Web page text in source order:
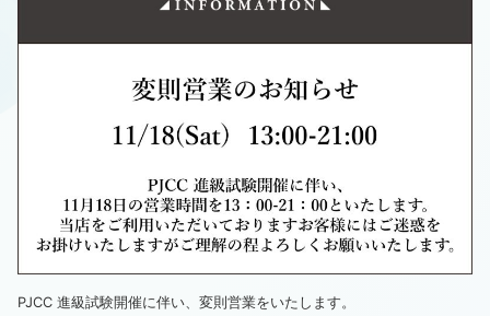
PJCC 進級試験開催に伴い、変則営業をいたします。